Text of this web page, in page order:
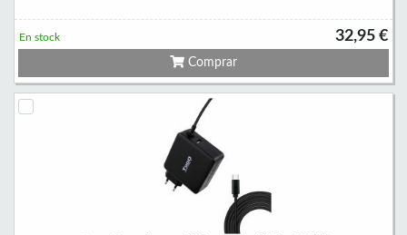
32,95 €
En stock
Comprar